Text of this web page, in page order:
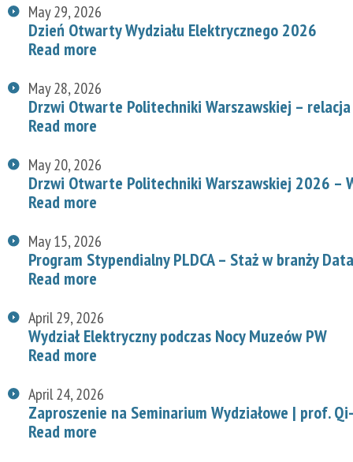
May 29, 2026
Dzień Otwarty Wydziału Elektrycznego 2026
Read more
May 28, 2026
Drzwi Otwarte Politechniki Warszawskiej – relacja
Read more
May 20, 2026
Drzwi Otwarte Politechniki Warszawskiej 2026 –
Read more
May 15, 2026
Program Stypendialny PLDCA – Staż w branży
Read more
April 29, 2026
Wydział Elektryczny podczas Nocy Muzeów PW
Read more
April 24, 2026
Zaproszenie na Seminarium Wydziałowe | prof.
Read more